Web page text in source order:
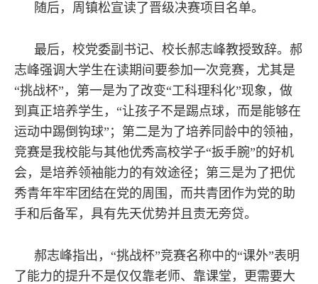
随后，周镇松宣读了晋级决赛项目名单。
最后，校党委副书记、校长郝志峰教授致辞。郝
志峰强调大学生在读期间要参加一次竞赛，尤其是
“挑战杯”，第一是为了改变“工科理科化”现象，做
到真正培养学生，“让孩子不是踢点球，而是能够在
运动中踢倒钩球”；第二是为了培养同龄中的领袖，
竞赛是我校能与其他优秀高校学子“扳手腕”的好机
会，是培养领袖能力的有效途径；第三是为了把优
秀青年牢牢团结在党的周围，而共青团作为党的助
手和后备军，具有先天优势并且责无旁贷。
郝志峰指出，“挑战杯”竞赛名称中的“课外”表明
了能力的提升不是仅仅靠老师、靠课堂，更需要大